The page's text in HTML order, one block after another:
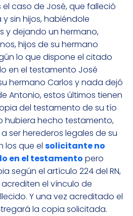
caso de José, que falleció
sin hijos, habiéndole
y dejando un hermano,
hijos de su hermano
lo que dispone el citado
en el testamento José
hermano Carlos y nada dejó
Antonio, estos últimos tienen
del testamento de su tío
hubiera hecho testamento,
ser herederos legales de su
los que el solicitante no
en el testamento pero
según el artículo 224 del RN,
el vínculo de
Y una vez acreditado el
la copia solicitada.